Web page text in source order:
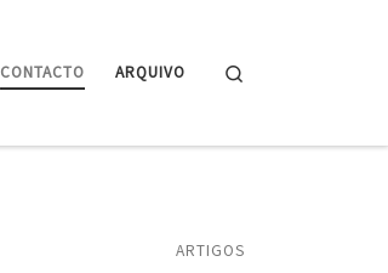
CONTACTO ARQUIVO
ARTIGOS